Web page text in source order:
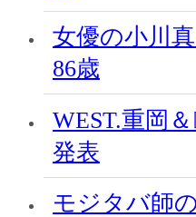
女優の小川
86歳
WEST.重岡
発表
モジタバ師